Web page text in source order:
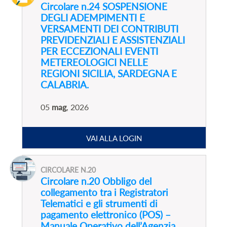
Circolare n.24 SOSPENSIONE
DEGLI ADEMPIMENTI E
VERSAMENTI DEI CONTRIBUTI
PREVIDENZIALI E ASSISTENZIALI
PER ECCEZIONALI EVENTI
METEREOLOGICI NELLE
REGIONI SICILIA, SARDEGNA E
CALABRIA.
05 mag, 2026
VAI ALLA LOGIN
CIRCOLARE N.20
Circolare n.20 Obbligo del
collegamento tra i Registratori
Telematici e gli strumenti di
pagamento elettronico (POS) –